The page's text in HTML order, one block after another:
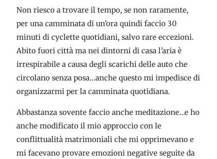
Non riesco a trovare il tempo, se non raramente,
per una camminata di un’ora quindi faccio 30
minuti di cyclette quotidiani, salvo rare eccezioni.
Abito fuori città ma nei dintorni di casa l’aria è
irrespirabile a causa degli scarichi delle auto che
circolano senza posa…anche questo mi impedisce di
organizzarmi per la camminata quotidiana.
Abbastanza sovente faccio anche meditazione…e ho
anche modificato il mio approccio con le
conflittualità matrimoniali che mi opprimevano e
mi facevano provare emozioni negative seguite da